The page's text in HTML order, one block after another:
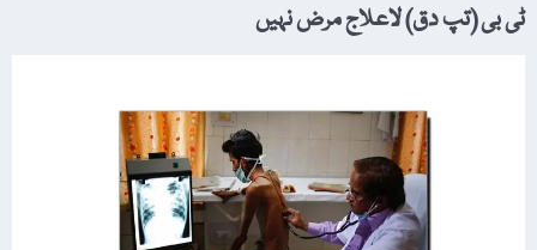
ٹی بی (تپ دق) لاعلاج مرض نہیں